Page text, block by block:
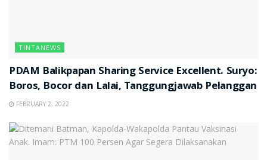
TINTANEWS
PDAM Balikpapan Sharing Service Excellent. Suryo:
Boros, Bocor dan Lalai, Tanggungjawab Pelanggan
FEBRUARY 2, 2022